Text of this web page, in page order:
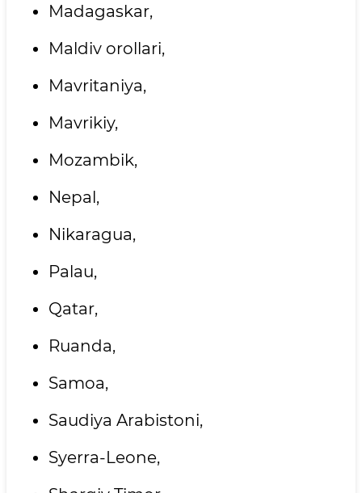
Madagaskar,
Maldiv orollari,
Mavritaniya,
Mavrikiy,
Mozambik,
Nepal,
Nikaragua,
Palau,
Qatar,
Ruanda,
Samoa,
Saudiya Arabistoni,
Syerra-Leone,